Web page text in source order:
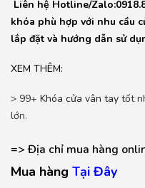
Liên hệ Hotline/
khóa phù hợp với nhu cầu
lắp đặt và hướng dẫn sử
XEM THÊM:
> 99+ Khóa cửa vân tay tốt
lớn.
=> Địa chỉ mua hàng
Mua hàng Tại Đây